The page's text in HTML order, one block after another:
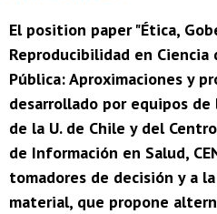
El position paper "Ética,
Reproducibilidad en Ciencia
Pública: Aproximaciones y
desarrollado por equipos
de la U. de Chile y del
de Información en Salud,
tomadores de decisión y a
material, que propone